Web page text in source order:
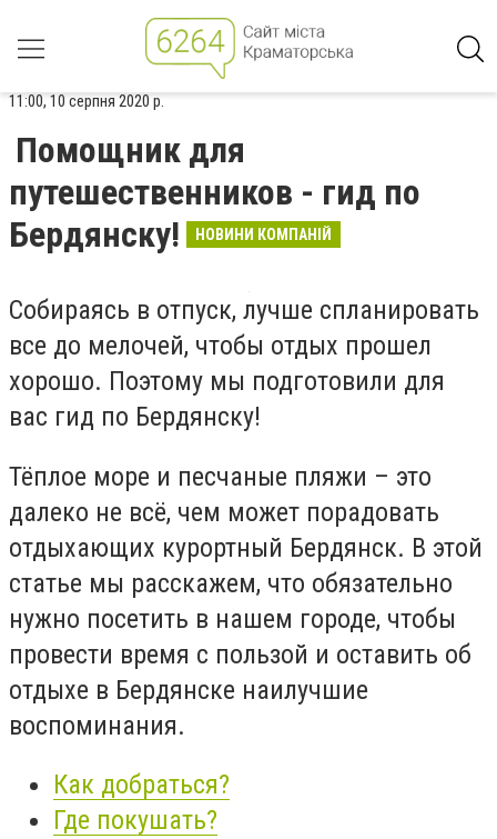
11:00, 10 серпня 2020 р.
Помощник для
путешественников - гид по
Бердянску!
НОВИНИ КОМПАНІЙ
Собираясь в отпуск, лучше спланировать
все до мелочей, чтобы отдых прошел
хорошо. Поэтому мы подготовили для
вас гид по Бердянску!
Тёплое море и песчаные пляжи – это
далеко не всё, чем может порадовать
отдыхающих курортный Бердянск. В этой
статье мы расскажем, что обязательно
нужно посетить в нашем городе, чтобы
провести время с пользой и оставить об
отдыхе в Бердянске наилучшие
воспоминания.
Как добраться?
Где покушать?